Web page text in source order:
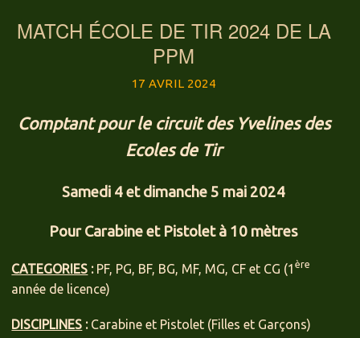
MATCH ÉCOLE DE TIR 2024 DE LA
PPM
17 AVRIL 2024
Comptant pour le circuit des Yvelines des
Ecoles de Tir
Samedi 4 et dimanche 5 mai 2024
Pour Carabine et Pistolet à 10 mètres
CATEGORIES : PF, PG, BF, BG, MF, MG, CF et CG (1ère
année de licence)
DISCIPLINES : Carabine et Pistolet (Filles et Garçons)